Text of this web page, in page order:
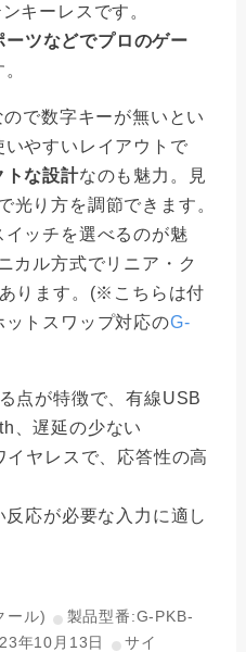
キーレスです。
ツなどでプロのゲー
で数字キーが無いとい
いやすいレイアウトで
トな設計なのも魅力。見
光り方を調節できます。
イッチを選べるのが魅
カル方式でリニア・ク
ります。(※こちらは付
トスワップ対応の‎G-
点が特徴で、有線USB
、遅延の少ない
ヤレスで、応答性の高
応が必要な入力に適し
ール)
製品型番:‎G-PKB-
年10月13日
サイ